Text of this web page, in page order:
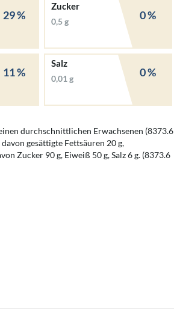
29 %
Zucker
0,5 g 0 %
11 %
Salz
0,01 g 0 %
durchschnittlichen Erwachsenen (8373.6
gesättigte Fettsäuren 20 g,
Zucker 90 g, Eiweiß 50 g, Salz 6 g. (8373.6